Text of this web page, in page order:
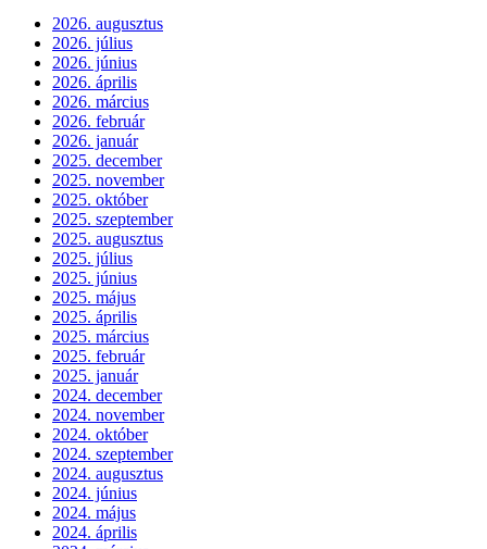
2026. augusztus
2026. július
2026. június
2026. április
2026. március
2026. február
2026. január
2025. december
2025. november
2025. október
2025. szeptember
2025. augusztus
2025. július
2025. június
2025. május
2025. április
2025. március
2025. február
2025. január
2024. december
2024. november
2024. október
2024. szeptember
2024. augusztus
2024. június
2024. május
2024. április